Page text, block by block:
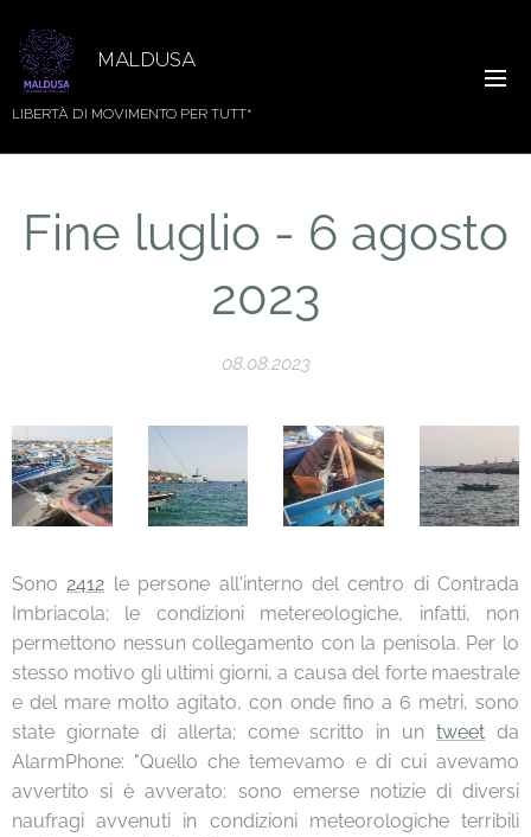
MALDUSA
LIBERTÀ DI MOVIMENTO PER TUTT*
Fine luglio - 6 agosto
2023
08.08.2023
Sono 2412 le persone all'interno del centro di Contrada
Imbriacola; le condizioni metereologiche, infatti, non
permettono nessun collegamento con la penisola. Per lo
stesso motivo gli ultimi giorni, a causa del forte maestrale
e del mare molto agitato, con onde fino a 6 metri, sono
state giornate di allerta; come scritto in untweet da
AlarmPhone: "Quello che temevamo e di cui avevamo
avvertito si è avverato: sono emerse notizie di diversi
naufragi avvenuti in condizioni meteorologiche terribili